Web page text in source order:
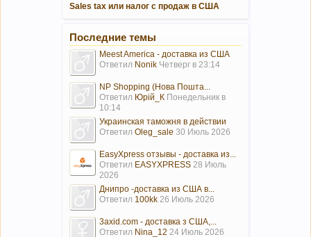
Sales tax или налог с продаж в США
Последние темы
Meest America - доставка из США
Ответил Nonik Четверг в 23:14
NP Shopping (Нова Пошта...
Ответил Юрій_К Понедельник в
10:14
Украинская таможня в действии
Ответил Oleg_sale 30 Июль 2026
EasyXpress отзывы - доставка из...
Ответил EASYXPRESS 28 Июль
2026
Днипро -доставка из США в...
Ответил 100kk 26 Июль 2026
3axid.com - доставка з США,...
Ответил Nina_12 24 Июль 2026